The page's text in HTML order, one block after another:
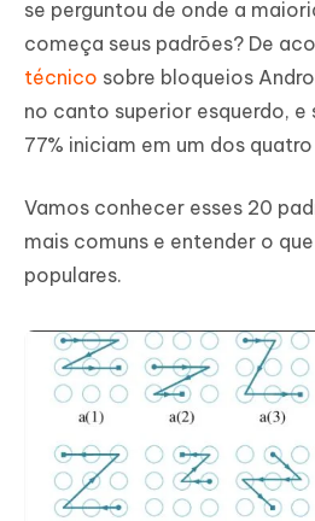
se perguntou de onde a
começa seus padrões? De
técnico sobre bloqueios
no canto superior esquerdo, e
77% iniciam em um dos
Vamos conhecer esses 20
mais comuns e entender o
populares.